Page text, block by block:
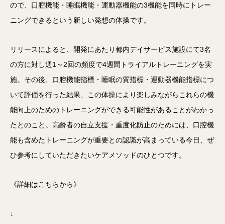
ので、口腔機能・睡眠機能・運動器機能の3機能を同時にトレー
ニングできるという新しい発想の体操です。
リリースによると、開発にあたり都内デイサービス施設にて3名
の方に対し週1～2回の頻度で4週間トライアルトレーニングを実
施。その後、口腔機能指標・睡眠の質指標・運動器機能指標につ
いて評価を行った結果、この体操により楽しみながらこれらの機
能向上のためのトレーニングができる可能性があることがわかっ
たとのこと。高齢者の自立支援・重度化防止のためには、口腔機
能も含めたトレーニングが重要との認識が高まっている今日、ぜ
ひ参考にしていただきたいケアメソッドのひとつです。
《詳細はこちらから》
↓